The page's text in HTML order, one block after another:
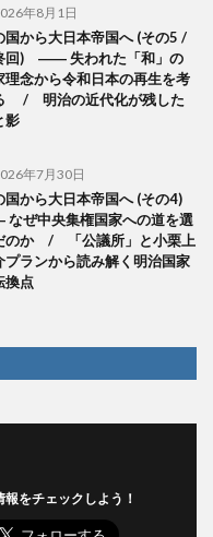
年8月1日
国から大日本帝国へ (その5 /
回) ―― 失われた「和」の
理念から令和日本の再生を考
/ 明治の近代化が残した
影
年7月30日
国から大日本帝国へ (その4)
ぜ中央集権国家への道を選
のか / 「公議所」と小栗上
プランから読み解く明治国家
換点
報をチェックしよう！